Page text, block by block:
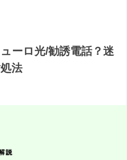
ーロ光/勧誘電話？迷
法